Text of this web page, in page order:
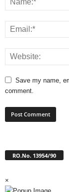
Save my name,
comment.
RO.No. 13954/90
×